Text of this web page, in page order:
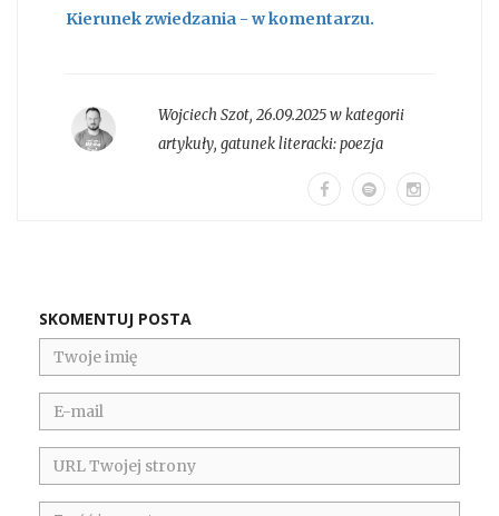
Kierunek zwiedzania - w komentarzu.
Wojciech Szot, 26.09.2025 w kategorii
artykuły, gatunek literacki:poezja
SKOMENTUJ POSTA